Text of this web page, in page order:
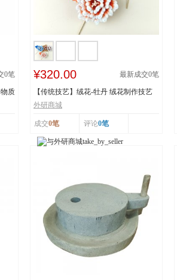
0笔
质
¥320.00 最新成交0笔
【传统技艺】绒花-牡丹 绒花制作技艺
市级非物质...
外研商城
成交0笔 评论0笔